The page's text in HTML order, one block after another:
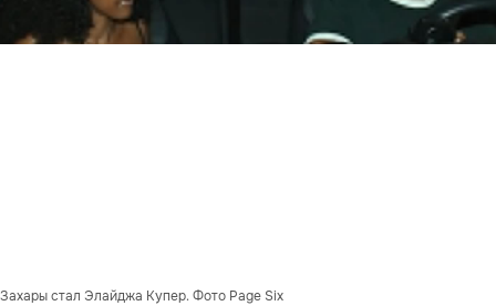
стал Элайджа Купер. Фото Page Six